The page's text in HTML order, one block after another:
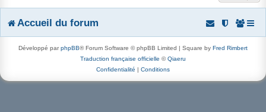
Accueil du forum
Développé parphpBB® Forum Software © phpBB Limited | Square by Fred Rimbert
Traduction française officielle ©Qiaeru
Confidentialité | Conditions